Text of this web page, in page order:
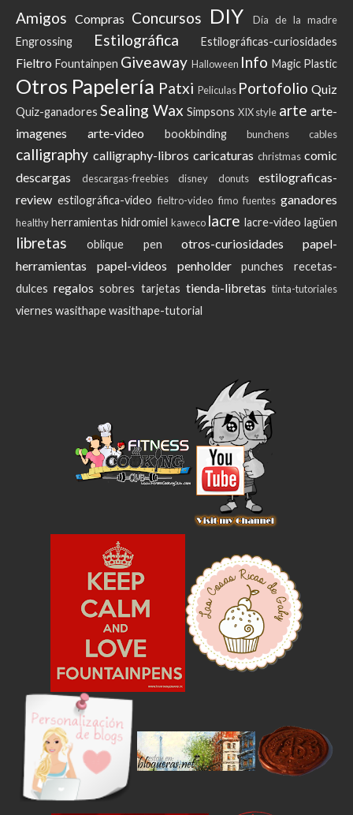
Amigos Compras Concursos DIY Día de la madre
Engrossing Estilográfica Estilográficas-curiosidades
Fieltro Fountainpen Giveaway Halloween Info Magic Plastic
Otros Papelería Patxi Peliculas Portofolio Quiz
Quiz-ganadores Sealing Wax Simpsons XIX style arte arte-
imagenes
arte-video bookbinding bunchens cables
calligraphy calligraphy-libros caricaturas christmas comic
descargas
descargas-freebies disney donuts
estilograficas-
review estilográfica-video fieltro-video fimo fuentes ganadores
healthyherramientas hidromiel kaweco lacre lacre-video lagüen
libretas oblique pen otros-curiosidades
papel-
herramientas
papel-videos penholder punches
recetas-
dulces regalos sobres tarjetas tienda-libretas tinta-tutoriales
viernes wasithapewasithape-tutorial